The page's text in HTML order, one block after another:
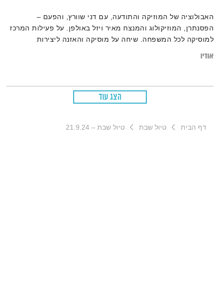
האבולוציה של המוזיקה והתודעה, עם דני שוורץ, והפעם –
הפסנתרן, המוזיקולוג והמנצח מאיר ויזל באולפן. על פעילות המרכז
למוסיקה לכל המשפחה. שיחה על מוסיקה והאזנה ליצירות
אודיו
הצג עוד
דף הבית טיול שבת טיול שבת – 21.9.24